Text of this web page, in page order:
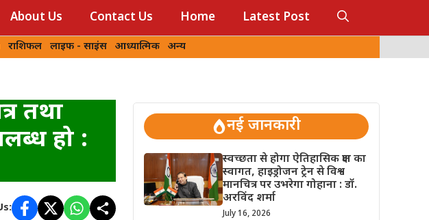
About Us Contact Us Home Latest Post
राशिफल लाइफ - साइंस आध्यात्मिक अन्य
तथा
हो :
नई जानकारी
स्वच्छता से होगा ऐतिहासिक क्षण का
स्वागत, हाइड्रोजन ट्रेन से विश्व
मानचित्र पर उभरेगा गोहाना : डॉ.
अरविंद शर्मा
July 16, 2026